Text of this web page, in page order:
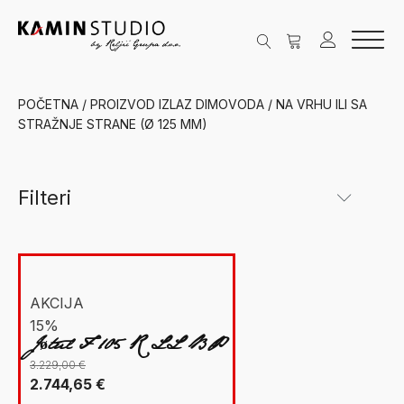
POČETNA / PROIZVOD IZLAZ DIMOVODA / NA VRHU ILI SA
STRAŽNJE STRANE (Ø 125 MM)
Filteri
New Facet
Grijanje na drva
Peći na drva
(1)
Jøtul
AKCIJA
15%
Jøtul F 105 R LL BP
3.229,00€
Izvorna
2.744,65 €